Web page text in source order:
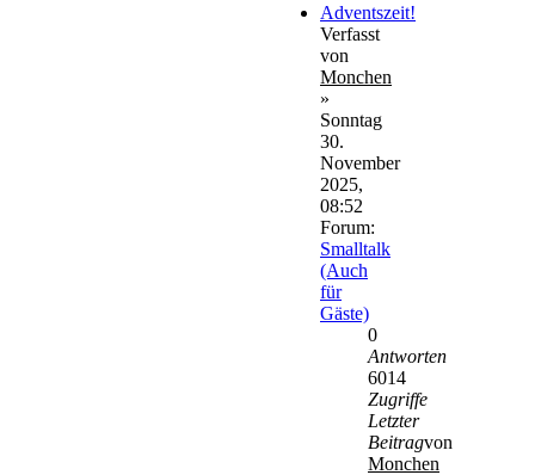
Adventszeit!
Verfasst
von
Monchen
»
Sonntag
30.
November
2025,
08:52
Forum:
Smalltalk
(Auch
für
Gäste)
0
Antworten
6014
Zugriffe
Letzter
Beitragvon
Monchen